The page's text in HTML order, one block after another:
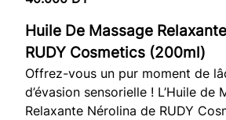
Huile De Massage
RUDY Cosmetics (200ml)
Offrez-vous un pur moment de
d’évasion sensorielle ! L’Huile de
Relaxante Nérolina de RUDY